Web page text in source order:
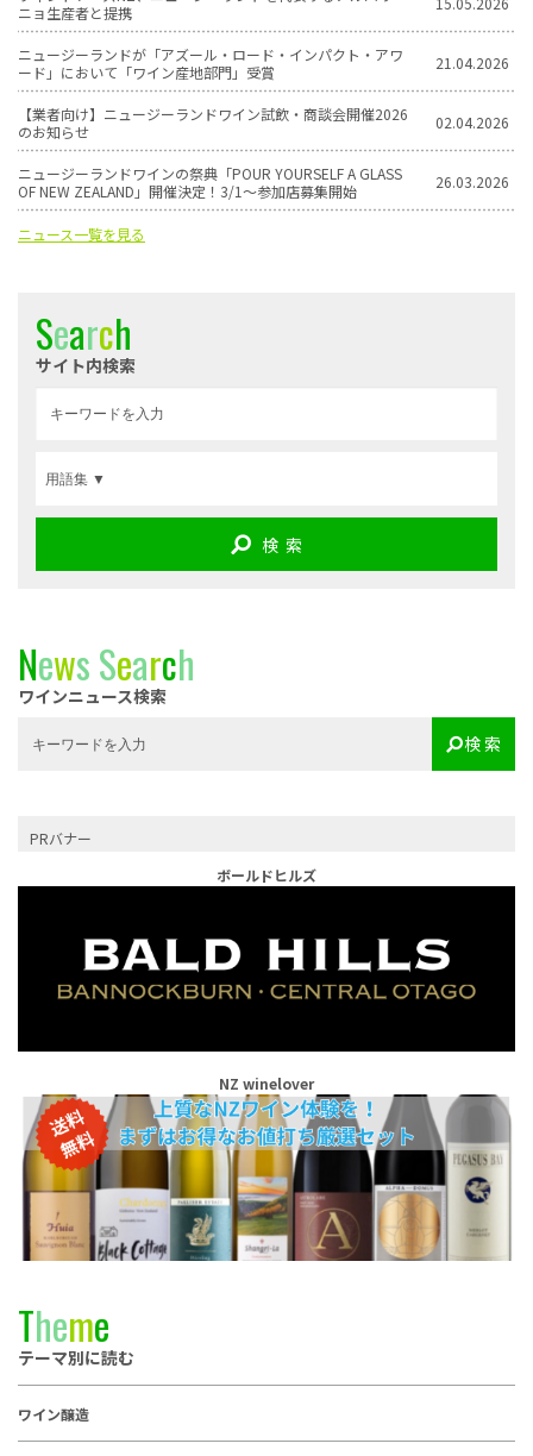
ニョ生産者と提携
ニュージーランドが「アズール・ロード・インパクト・アワ
ード」において「ワイン産地部門」受賞
21.04.2026
【業者向け】ニュージーランドワイン試飲・商談会開催2026
のお知らせ
02.04.2026
ニュージーランドワインの祭典「POUR YOURSELF A GLASS
OF NEW ZEALAND」開催決定！3/1〜参加店募集開始
26.03.2026
ニュース一覧を見る
Search
サイト内検索
検 索
NewsSearch
ワインニュース検索
検 索
PRバナー
ボールドヒルズ
NZ winelover
Theme
テーマ別に読む
ワイン醸造